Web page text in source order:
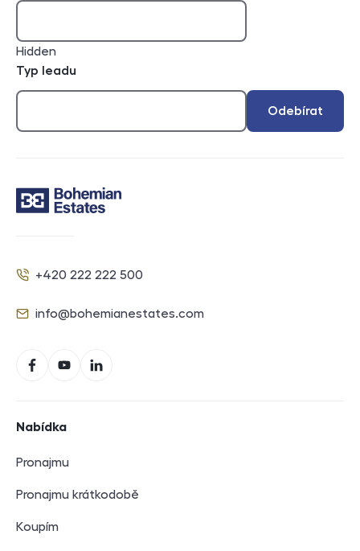
Hidden
Typ leadu
Odebírat
Telefon
+420 222 222 500
E-mail
info@bohemianestates.com
FacebookYouTubeLinkedIn
Nabídka
Pronajmu
Pronajmu krátkodobě
Koupím